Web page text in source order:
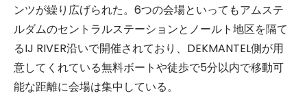
ンツが繰り広げられた。6つの会場といってもアムステ
ルダムのセントラルステーションとノールト地区を隔て
るIJ RIVER沿いで開催されており、DEKMANTEL側が用
意してくれている無料ボートや徒歩で5分以内で移動可
能な距離に会場は集中している。